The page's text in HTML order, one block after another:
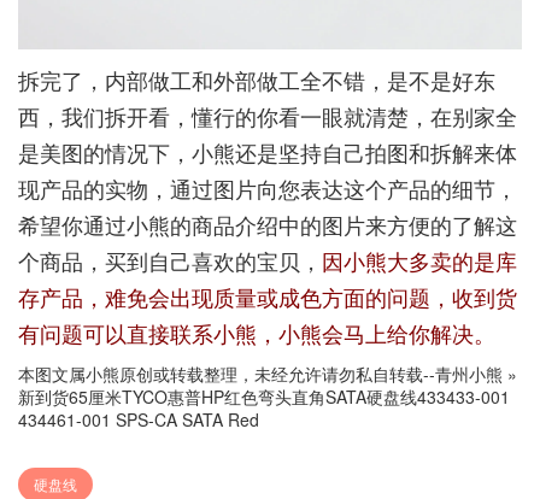
拆完了，内部做工和外部做工全不错，是不是好东
西，我们拆开看，懂行的你看一眼就清楚，在别家全
是美图的情况下，小熊还是坚持自己拍图和拆解来体
现产品的实物，通过图片向您表达这个产品的细节，
希望你通过小熊的商品介绍中的图片来方便的了解这
个商品，买到自己喜欢的宝贝， 因小熊大多卖的是库
存产品，难免会出现质量或成色方面的问题，收到货
有问题可以直接联系小熊，小熊会马上给你解决。
本图文属小熊原创或转载整理，未经允许请勿私自转载--青州小熊 »
新到货65厘米TYCO惠普HP红色弯头直角SATA硬盘线433433-001
434461-001 SPS-CA SATA Red
硬盘线